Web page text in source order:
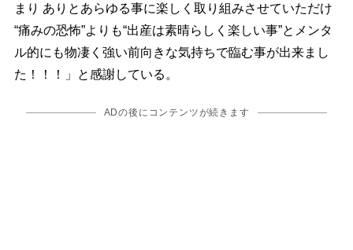
まり ありとあらゆる事に楽しく取り組みさせていただけ
“痛みの恐怖”よりも“出産は素晴らしく楽しい事”とメンタ
ル的にも物凄く強い前向きな気持ちで臨む事が出来まし
た！！！」と感謝している。
ADの後にコンテンツが続きます